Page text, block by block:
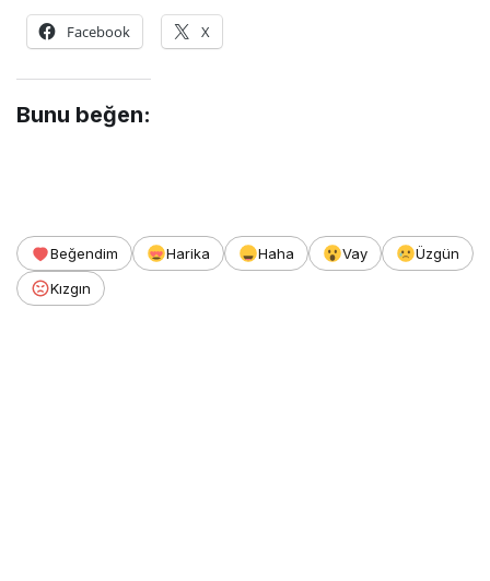
Facebook X
Bunu beğen:
Beğendim Harika Haha Vay
Üzgün
Kızgın